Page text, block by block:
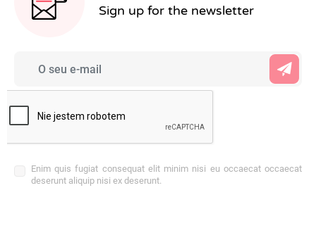
Sign up for the newsletter
Enim quis fugiat consequat elit minim nisi eu occaecat occaecat
deserunt aliquip nisi ex deserunt.